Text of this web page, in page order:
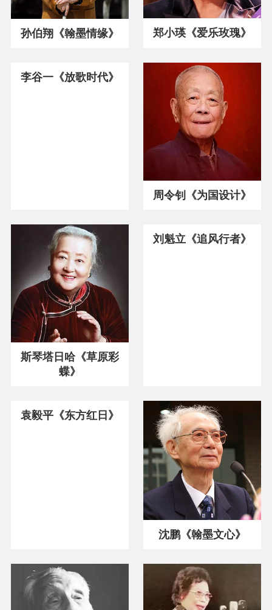
孙伯翔《翰墨情缘》 郑小瑛《爱乐玫瑰》
李谷一《放歌时代》
周令钊《为国设计》
斯琴塔日哈《草原彩
蝶》
刘魁立《追风行者》
袁毅平《东方红日》
沈鹏《翰墨文心》